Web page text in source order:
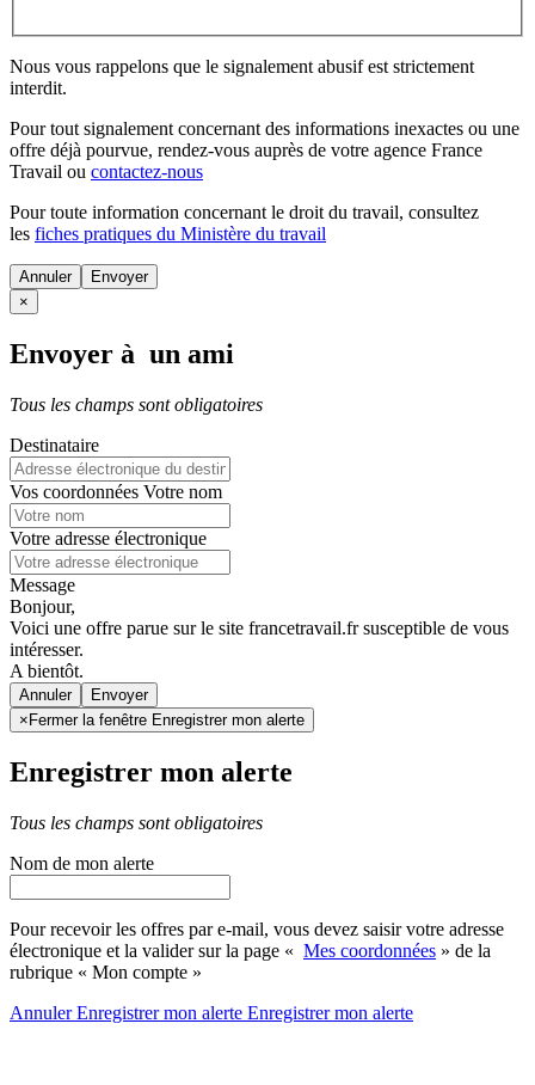
Nous vous rappelons que le signalement abusif est strictement
interdit.
Pour tout signalement concernant des informations inexactes ou une
offre déjà pourvue, rendez-vous auprès de votre agence France
Travail ou contactez-nous
Pour toute information concernant le droit du travail, consultez
les fiches pratiques du Ministère du travail
Annuler
×
Envoyer à un ami
Tous les champs sont obligatoires
Destinataire
Vos coordonnées Votre nom
Votre adresse électronique
Message
Bonjour,
Voici une offre parue sur le site francetravail.fr susceptible de vous
intéresser.
A bientôt.
Annuler
× Fermer la fenêtre Enregistrer mon alerte
Enregistrer mon alerte
Tous les champs sont obligatoires
Nom de mon alerte
Pour recevoir les offres par e-mail, vous devez saisir votre adresse
électronique et la valider sur la page « Mes coordonnées » de la
rubrique « Mon compte »
AnnulerEnregistrer mon alerte Enregistrermon alerte